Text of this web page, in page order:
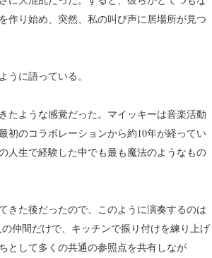
作り始め、突然、私の叫び声に居場所が見つ
に語っている。
たような感覚だった。マイッキーは音楽活動
初のコラボレーションから約10年が経ってい
人生で経験した中でも最も魔法のようなもの
きた後だったので、このように演奏するのは
仲間だけで、キッチンで振り付けを練り上げ
として多くの共通の参照点を共有しなが